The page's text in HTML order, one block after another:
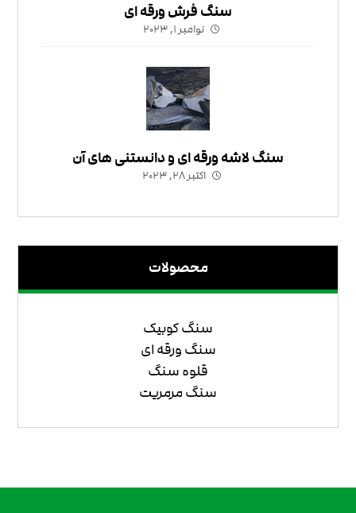
سنگ فرش ورقه ای
نوامبر ۱, ۲۰۲۳
سنگ لاشه ورقه ای و دانستنی های آن
اکتبر ۲۸, ۲۰۲۳
محصولات
سنگ کوبیک
سنگ ورقه ای
قلوه سنگ
سنگ مرمریت